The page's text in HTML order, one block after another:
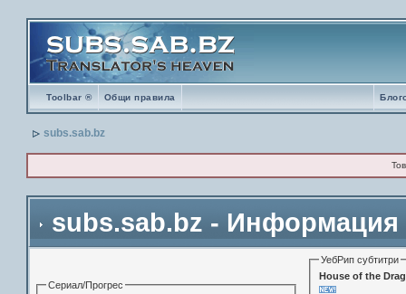
Toolbar ® Общи правила
subs.sab.bz
subs.sab.bz - Информация
Сериал/Прогрес
УебРип субтитри
House of the